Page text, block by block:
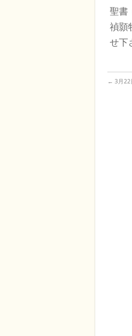
聖
禎顥
せ下
← 3月22